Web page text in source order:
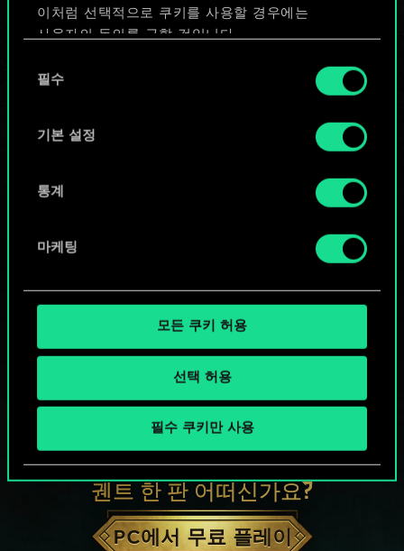
이처럼 선택적으로 쿠키를 사용할 경우에는
사용자의 동의를 구할 것입니다.
쿠키 사용에 관한 세부 사항이나 관련 설정은 아래의
필수
기본 설정
통계
마케팅
모든 쿠키 허용
선택 허용
필수 쿠키만 사용
덱 편집
궨트 한 판 어떠신가요?
PC에서 무료 플레이